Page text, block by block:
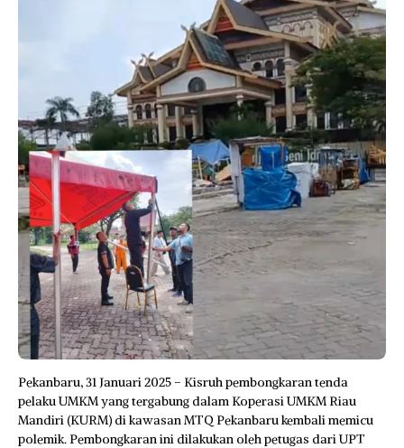
Pekanbaru, 31 Januari 2025 – Kisruh pembongkaran tenda
pelaku UMKM yang tergabung dalam Koperasi UMKM Riau
Mandiri (KURM) di kawasan MTQ Pekanbaru kembali memicu
polemik. Pembongkaran ini dilakukan oleh petugas dari UPT